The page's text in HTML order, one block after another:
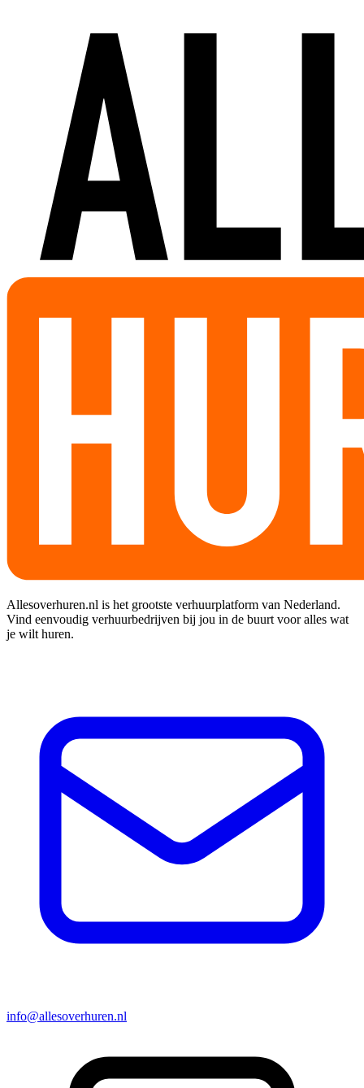
Allesoverhuren.nl is het grootste verhuurplatform van Nederland.
Vind eenvoudig verhuurbedrijven bij jou in de buurt voor alles wat
je wilt huren.
info@allesoverhuren.nl